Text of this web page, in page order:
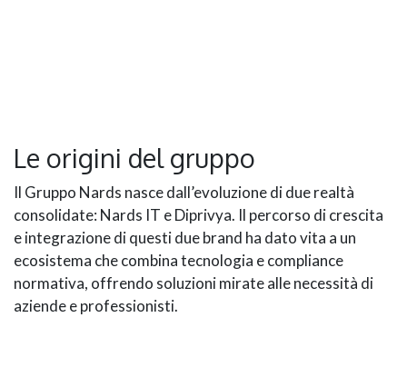
Le origini del gruppo
Il Gruppo Nards nasce dall’evoluzione di due realtà
consolidate: Nards IT e Diprivya. Il percorso di crescita
e integrazione di questi due brand ha dato vita a un
ecosistema che combina tecnologia e compliance
normativa, offrendo soluzioni mirate alle necessità di
aziende e professionisti.